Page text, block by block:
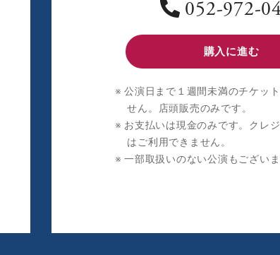
052-972-
購入に進む
公演日まで１週間未満のチケッ
せん。店頭販売のみです。
お支払いは現金のみです。クレ
はご利用できません。
一部取扱いのない公演もございま